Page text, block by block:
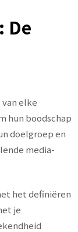
De
elke
hun boodschap
doelgroep en
media-
het definiëren
je